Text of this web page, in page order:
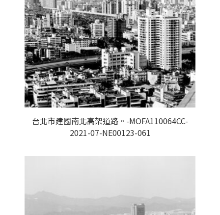
台北市建國南北高架道路。-MOFA110064CC-
2021-07-NE00123-061